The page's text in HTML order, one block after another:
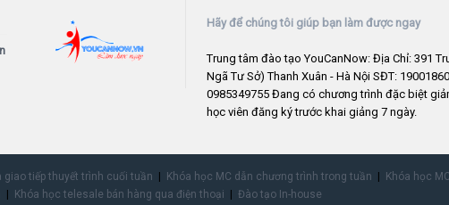
Hãy để chúng tôi giúp bạn làm được ngay
Trung tâm đào tạo YouCanNow: Địa Chỉ: 391
Ngã Tư Sở) Thanh Xuân - Hà Nội SĐT:
0985349755 Đang có chương trình đặc biệt
học viên đăng ký trước khai giảng 7 ngày.
giao tiếp thuyết trình cuối tuần Khóa học MC dẫn chương trình trong tuần Khóa học
Khóa học telesale bán hàng qua điện thoại Đào tạo In-house